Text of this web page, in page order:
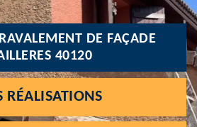
DE FAÇADE
40120
RÉALISATIONS